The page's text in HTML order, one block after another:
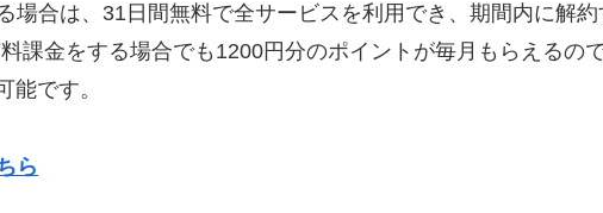
場合は、31日間無料で全サービスを利用でき、期間内に解
課金をする場合でも1200円分のポイントが毎月もらえるの
能です。
ら